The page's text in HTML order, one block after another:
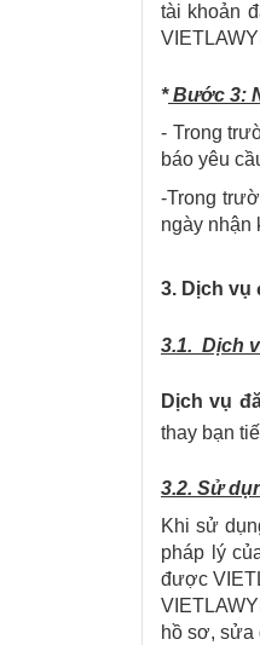
tài khoản
*Bước 3:
- Trong
báo yêu
-Trong
ngày nhận
3. Dịch vụ
3.1. Dịch
Dịch vụ
thay bạn
3.2. Sử
Khi sử
pháp lý
được
hồ sơ, sửa